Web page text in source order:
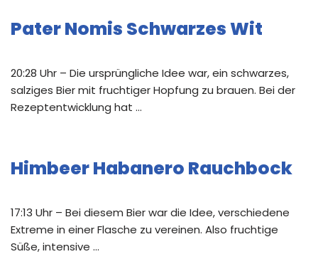
Pater Nomis Schwarzes Wit
20:28 Uhr – Die ursprüngliche Idee war, ein schwarzes,
salziges Bier mit fruchtiger Hopfung zu brauen. Bei der
Rezeptentwicklung hat …
Himbeer Habanero Rauchbock
17:13 Uhr – Bei diesem Bier war die Idee, verschiedene
Extreme in einer Flasche zu vereinen. Also fruchtige
Süße, intensive …